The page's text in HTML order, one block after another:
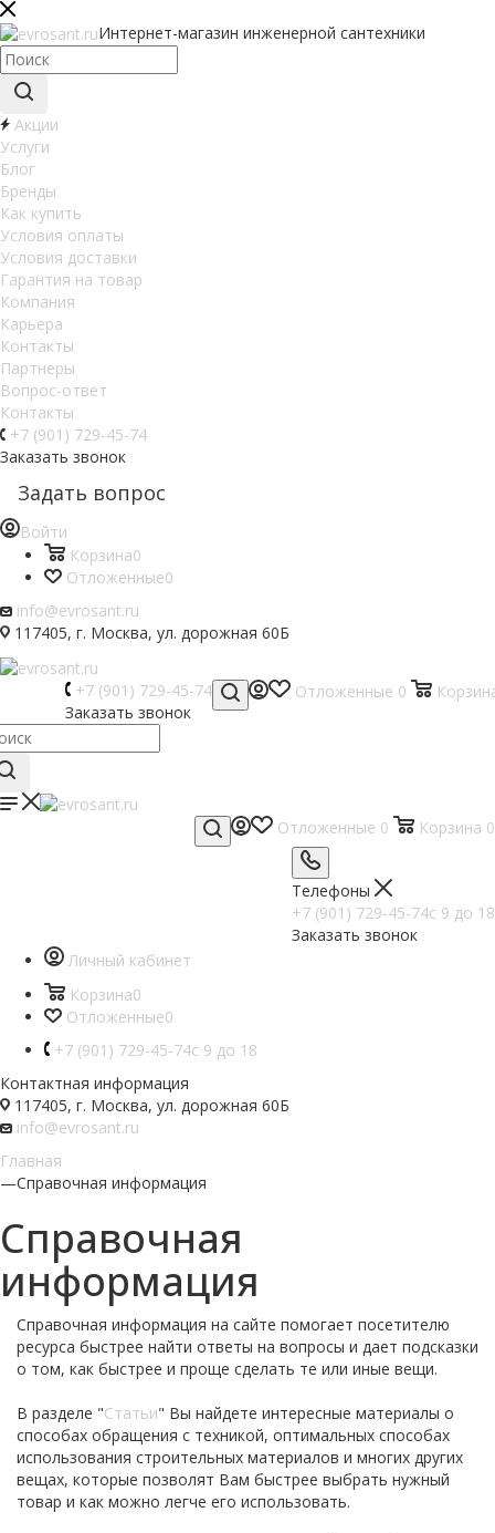
Интернет-магазин инженерной сантехники
Акции
Услуги
Блог
Бренды
Как купить
Условия оплаты
Условия доставки
Гарантия на товар
Компания
Карьера
Контакты
Партнеры
Вопрос-ответ
Контакты
+7 (901) 729-45-74
Заказать звонок
Задать вопрос
Войти
Корзина0
Отложенные0
info@evrosant.ru
117405, г. Москва, ул. дорожная 60Б
+7 (901) 729-45-74
Заказать звонок
Отложенные 0
Отложенные 0 Корзина 0
Телефоны
+7 (901) 729-45-74c 9 до 18
Заказать звонок
Личный кабинет
Корзина0
Отложенные0
+7 (901) 729-45-74c 9 до 18
Контактная информация
117405, г. Москва, ул. дорожная 60Б
info@evrosant.ru
Главная
—Справочная информация
Справочная
информация
Справочная информация на сайте помогает посетителю
ресурса быстрее найти ответы на вопросы и дает подсказки
о том, как быстрее и проще сделать те или иные вещи.
В разделе "Статьи" Вы найдете интересные материалы о
способах обращения с техникой, оптимальных способах
использования строительных материалов и многих других
вещах, которые позволят Вам быстрее выбрать нужный
товар и как можно легче его использовать.